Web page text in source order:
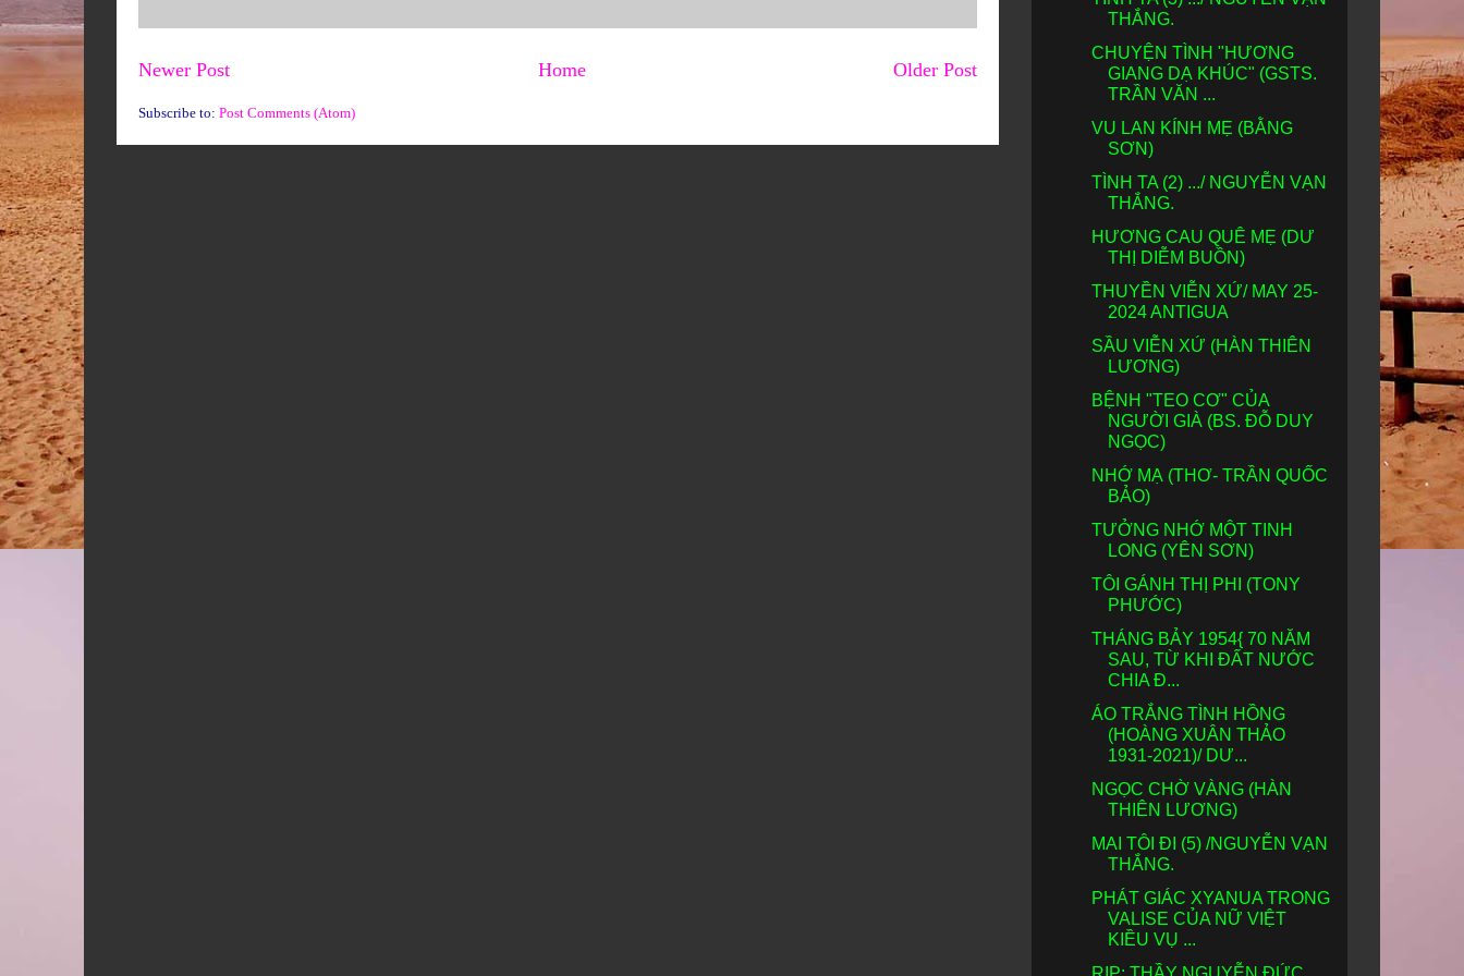
Newer Post Older Post
Home
Subscribe to: Post Comments (Atom)
THẮNG.
CHUYỆN TÌNH "HƯƠNG
GIANG DẠ KHÚC" (GSTS.
TRẦN VĂN ...
VU LAN KÍNH MẸ (BẰNG
SƠN)
TÌNH TA (2) .../ NGUYỄN VẠN
THẮNG.
HƯƠNG CAU QUÊ MẸ (DƯ
THỊ DIỄM BUỒN)
THUYỀN VIỄN XỨ/ MAY 25-
2024 ANTIGUA
SẦU VIỄN XỨ (HÀN THIÊN
LƯƠNG)
BỆNH "TEO CƠ" CỦA
NGƯỜI GIÀ (BS. ĐỖ DUY
NGỌC)
NHỚ MẠ (THƠ- TRẦN QUỐC
BẢO)
TƯỞNG NHỚ MỘT TINH
LONG (YÊN SƠN)
TÔI GÁNH THỊ PHI (TONY
PHƯỚC)
THÁNG BẢY 1954{ 70 NĂM
SAU, TỪ KHI ĐẤT NƯỚC
CHIA Đ...
ÁO TRẮNG TÌNH HỒNG
(HOÀNG XUÂN THẢO
1931-2021)/ DƯ...
NGỌC CHỜ VÀNG (HÀN
THIÊN LƯƠNG)
MAI TÔI ĐI (5) /NGUYỄN VẠN
THẮNG.
PHÁT GIÁC XYANUA TRONG
VALISE CỦA NỮ VIỆT
KIỀU VỤ ...